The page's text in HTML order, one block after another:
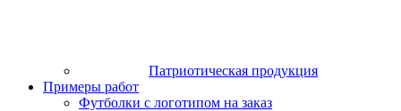
Патриотическая продукция
Примеры работ
Футболки с логотипом на заказ